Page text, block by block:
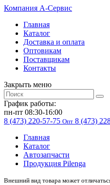
Компания A-Cервис
Главная
Каталог
Доставка и оплата
Оптовикам
Поставщикам
Контакты
Закрыть меню
График работы:
пн-пт 08:30-16:00
8 (473) 220-57-75 Опт 8 (473)
Главная
Каталог
Автозапчасти
Продукция Pilenga
Внешний вид товара может